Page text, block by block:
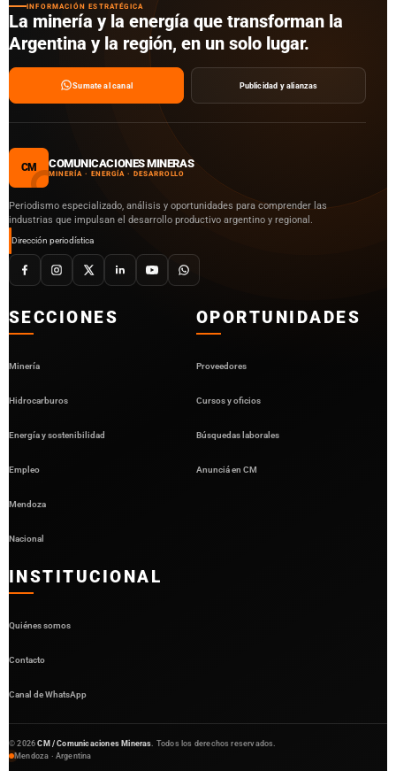
INFORMACIÓN ESTRATÉGICA
La minería y la energía que transforman la
Argentina y la región, en un solo lugar.
Sumate al canal Publicidad y alianzas
CM COMUNICACIONES MINERAS
MINERÍA · ENERGÍA · DESARROLLO
Periodismo especializado, análisis y oportunidades para comprender las
industrias que impulsan el desarrollo productivo argentino y regional.
Dirección periodística
SECCIONES
Minería
Hidrocarburos
Energía y sostenibilidad
Empleo
Mendoza
Nacional
OPORTUNIDADES
Proveedores
Cursos y oficios
Búsquedas laborales
Anunciá en CM
INSTITUCIONAL
Quiénes somos
Contacto
Canal de WhatsApp
©2026 CM / Comunicaciones Mineras . Todos los derechos reservados.
Mendoza · Argentina